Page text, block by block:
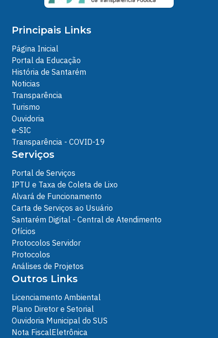
Principais Links
Página Inicial
Portal da Educação
História de Santarém
Noticias
Transparência
Turismo
Ouvidoria
e-SIC
Transparência - COVID-19
Serviços
Portal de Serviços
IPTU e Taxa de Coleta de Lixo
Alvará de Funcionamento
Carta de Serviços ao Usuário
Santarém Digital - Central de Atendimento
Ofícios
Protocolos Servidor
Protocolos
Análises de Projetos
Outros Links
Licenciamento Ambiental
Plano Diretor e Setorial
Ouvidoria Municipal do SUS
Nota FiscalEletrônica